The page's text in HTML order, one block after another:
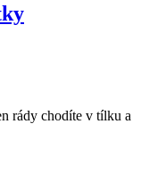
rády chodíte v tílku a